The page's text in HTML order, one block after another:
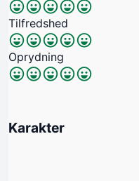
Tilfredshed
Oprydning
Karakter